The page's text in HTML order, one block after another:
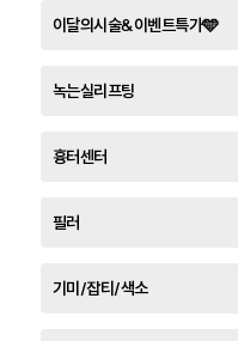
이달의시술&이벤트특가🩵
녹는실리프팅
흉터센터
필러
기미/잡티/색소